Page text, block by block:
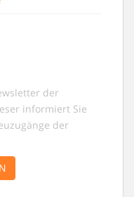
der
informiert Sie
der